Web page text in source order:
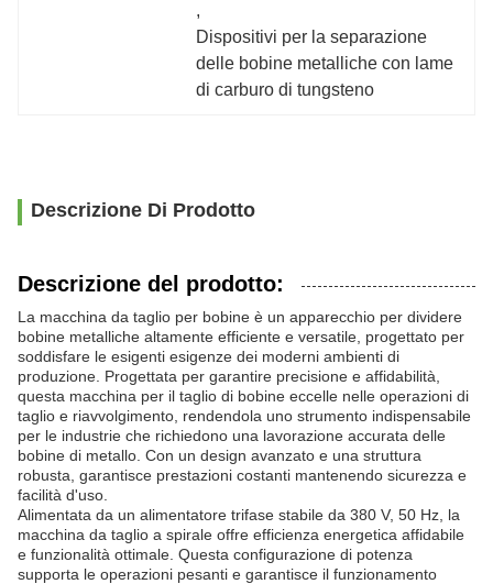
,
Dispositivi per la separazione
delle bobine metalliche con lame
di carburo di tungsteno
Descrizione Di Prodotto
Descrizione del prodotto:
La macchina da taglio per bobine è un apparecchio per dividere
bobine metalliche altamente efficiente e versatile, progettato per
soddisfare le esigenti esigenze dei moderni ambienti di
produzione. Progettata per garantire precisione e affidabilità,
questa macchina per il taglio di bobine eccelle nelle operazioni di
taglio e riavvolgimento, rendendola uno strumento indispensabile
per le industrie che richiedono una lavorazione accurata delle
bobine di metallo. Con un design avanzato e una struttura
robusta, garantisce prestazioni costanti mantenendo sicurezza e
facilità d'uso.
Alimentata da un alimentatore trifase stabile da 380 V, 50 Hz, la
macchina da taglio a spirale offre efficienza energetica affidabile
e funzionalità ottimale. Questa configurazione di potenza
supporta le operazioni pesanti e garantisce il funzionamento